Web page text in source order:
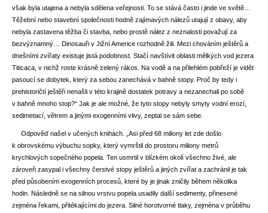
však byla utajena a nebyla sdělena veřejnosti. To se stává často i jinde ve světě…
Těžební nebo stavební společnosti hodně zajímavých nálezů utajují z obavy, aby
nebyla zastavena těžba či stavba, nebo prostě nález z neznalosti považují za
bezvýznamný… Dinosauři v Jižní Americe rozhodně žili. Mezi chováním ještěrů a
dnešními zvířaty existuje jistá podobnost. Stačí navštívit oblasti mělkých vod jezera
Titicaca, v nichž roste krásně zelený rákos. Na vodě a na přilehlém pobřeží je vidět
pasoucí se dobytek, který za sebou zanechává v bahně stopy. Proč by tedy i
prehistoričtí ještěři nenašli v této krajině dostatek potravy a nezanechali po sobě
v bahně mnoho stop?“ Jak je ale možné, že tyto stopy nebyly smyty vodní erozí,
sedimetací, větrem a jinými exogenními vlivy, zeptal se sám sebe.
Odpověď našel v učených knihách. „Asi před 68 miliony let zde došlo
k obrovskému výbuchu sopky, který vymrštil do prostoru miliony metrů
krychlových sopečného popela. Ten usmrtil v blízkém okolí všechno živé, ale
zároveň zasypal i všechny čerstvé stopy ještěrů a jiných zvířat a zachránil je tak
před působením exogenních procesů, které by je jinak zničily během několika
hodin. Následně se na silnou vrstvu popela usadily další sedimenty, přinesené
zejména řekami, přitékajícími do jezera. Silné horotvorné tlaky, zejména v průběhu